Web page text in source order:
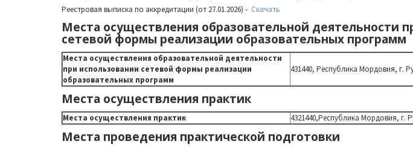
Реестровая выписка по аккредитации (от 27.01.2026) - Скачать
Места осуществления образовательной деятельности
сетевой формы реализации образовательных программ
Места осуществления образовательной деятельности
при использовании сетевой формы реализации
образовательных программ
431440, Республика Мордовия, г.
Места осуществления практик
Места осуществления практик 4321440,Республика Мордовия, г.
Места проведения практической подготовки